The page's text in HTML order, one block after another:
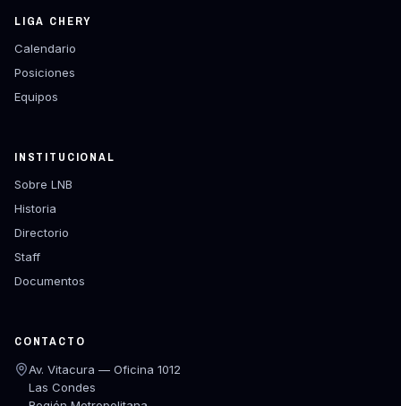
LIGA CHERY
Calendario
Posiciones
Equipos
INSTITUCIONAL
Sobre LNB
Historia
Directorio
Staff
Documentos
CONTACTO
Av. Vitacura — Oficina 1012
Las Condes